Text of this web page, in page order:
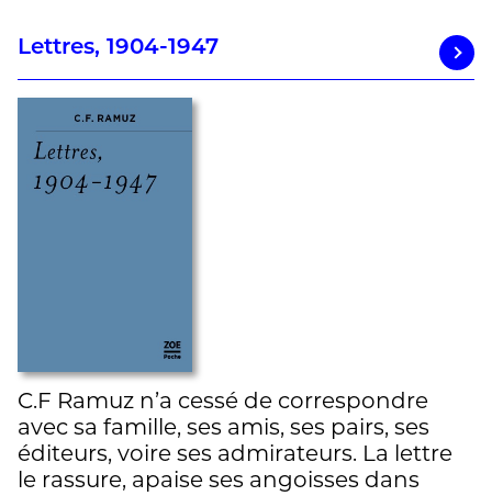
Lettres, 1904-1947
C.F Ramuz n’a cessé de correspondre
avec sa famille, ses amis, ses pairs, ses
éditeurs, voire ses admirateurs. La lettre
le rassure, apaise ses angoisses dans